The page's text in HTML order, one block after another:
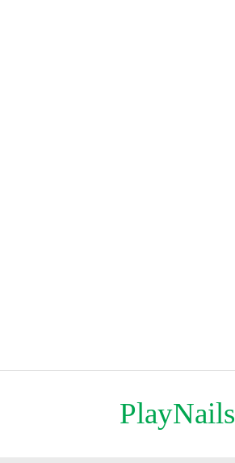
PlayNails